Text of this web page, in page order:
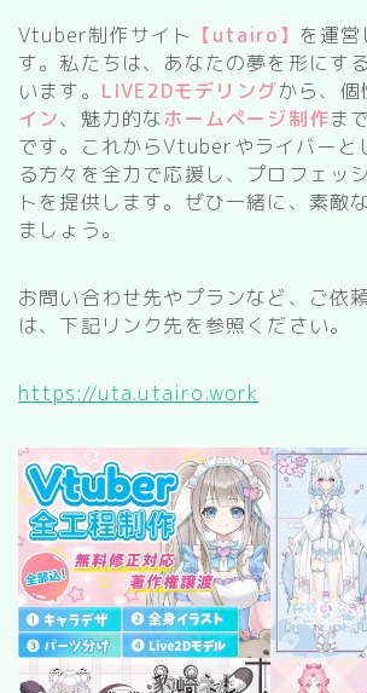
Vtuber制作サイト 【utairo】 を運
す。私たちは、あなたの夢を形にす
います。 LIVE2Dモデリングから、個
イン、魅力的なホームページ制作ま
です。これからVtuberやライバーと
る方々を全力で応援し、プロフェッ
トを提供します。ぜひ一緒に、素敵
ましょう。
お問い合わせ先やプランなど、ご依
は、下記リンク先を参照ください。
https://uta.utairo.work